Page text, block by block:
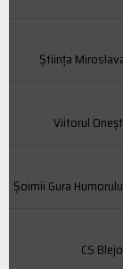
Știința
Viitorul
Şoimii Gura
CS